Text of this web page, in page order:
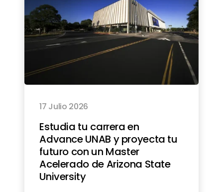
17 Julio 2026
Estudia tu carrera en
Advance UNAB y proyecta tu
futuro con un Master
Acelerado de Arizona State
University